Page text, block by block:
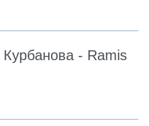
- Ramis